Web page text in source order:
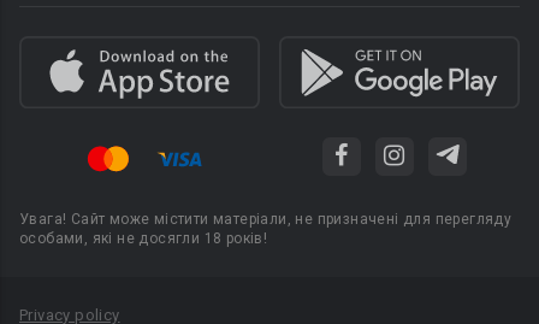
Увага! Сайт може містити матеріали, не призначені для перегляду
особами, які не досягли 18 років!
Privacy policy